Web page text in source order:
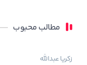
مطالب محبوب
زکریا عبدالله